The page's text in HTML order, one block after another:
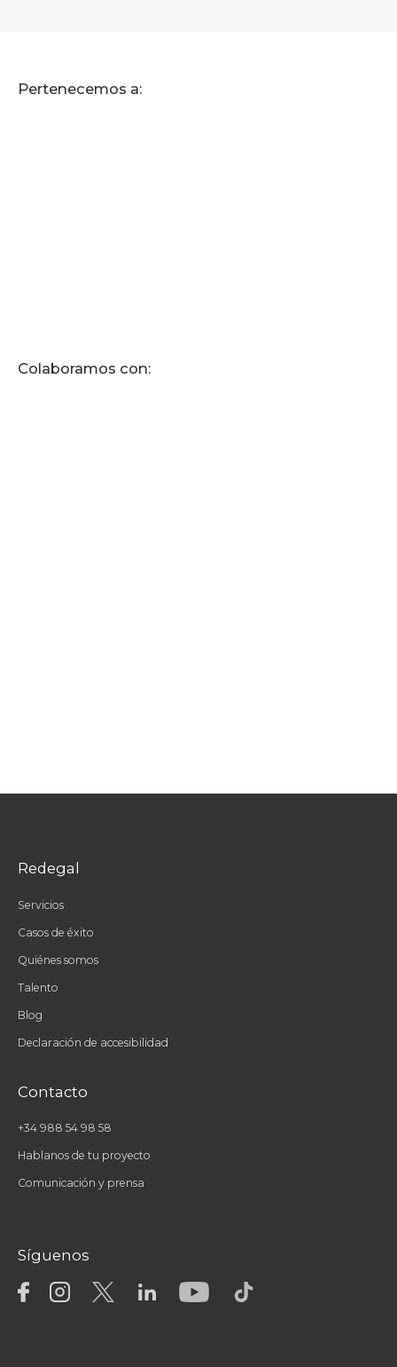
Pertenecemos a:
Colaboramos con:
Redegal
Servicios
Casos de éxito
Quiénes somos
Talento
Blog
Declaración de accesibilidad
Contacto
+34 988 54 98 58
Hablanos de tu proyecto
Comunicación y prensa
Síguenos